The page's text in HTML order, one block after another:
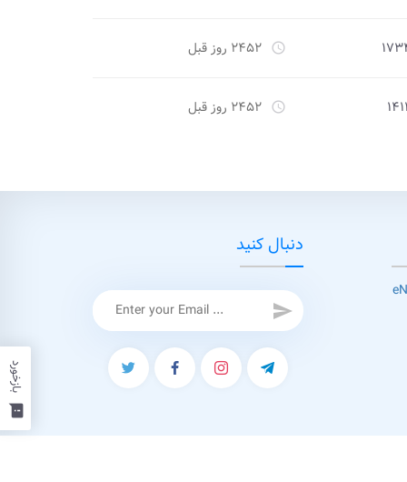
access_time ۲۴۵۲ روز قبل
access_time ۲۴۵۲ روز قبل
feedback
بازخورد
دنبال کنید
send